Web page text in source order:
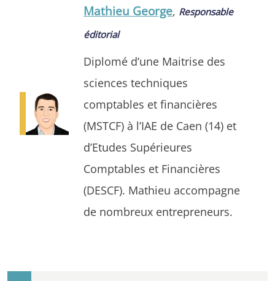
Mathieu George, Responsable
éditorial
Diplomé d’une Maitrise des
sciences techniques
comptables et financières
(MSTCF) à l’IAE de Caen (14) et
d’Etudes Supérieures
Comptables et Financières
(DESCF). Mathieu accompagne
de nombreux entrepreneurs.